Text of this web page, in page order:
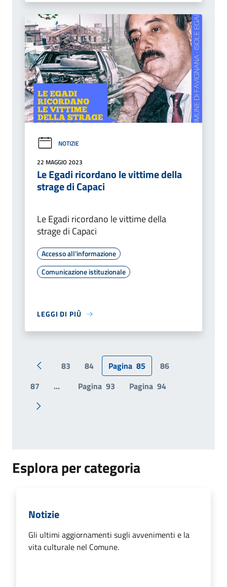
NOTIZIE
22 MAGGIO 2023
Le Egadi ricordano le vittime della
strage di Capaci
Le Egadi ricordano le vittime della
strage di Capaci
Accesso all'informazione
Comunicazione istituzionale
LEGGI DI PIÙ
Pagina precedente
83 84 Pagina 85
86
87
... Pagina 93 Pagina 94
Pagina successiva
Esplora per categoria
Notizie
Gli ultimi aggiornamenti sugli avvenimenti e la
vita culturale nel Comune.